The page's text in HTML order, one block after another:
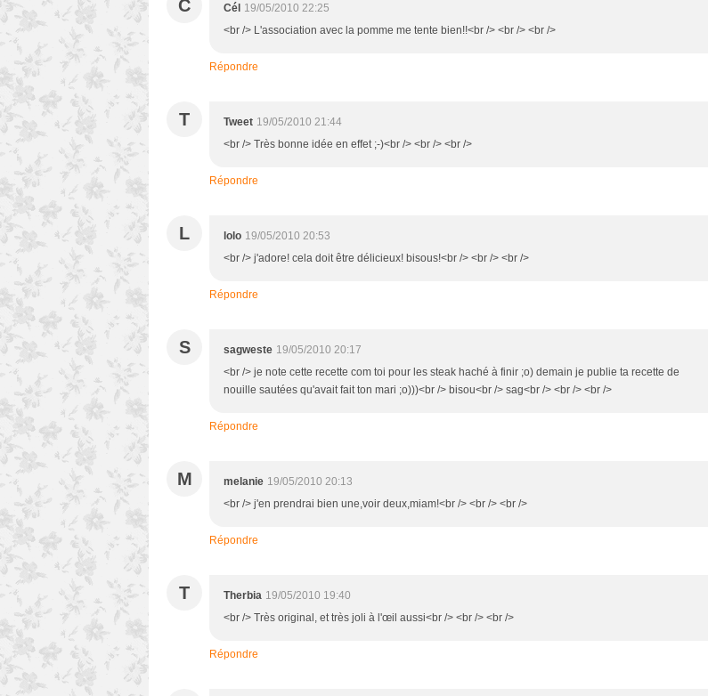
C Cél 19/05/2010 22:25
<br /> L'association avec la pomme me tente bien!!<br /> <br /> <br />
Répondre
T Tweet 19/05/2010 21:44
<br /> Très bonne idée en effet ;-)<br /> <br /> <br />
Répondre
L lolo 19/05/2010 20:53
<br /> j'adore! cela doit être délicieux! bisous!<br /> <br /> <br />
Répondre
S sagweste 19/05/2010 20:17
<br /> je note cette recette com toi pour les steak haché à finir ;o) demain je publie ta recette de
nouille sautées qu'avait fait ton mari ;o)))<br /> bisou<br /> sag<br /> <br /> <br />
Répondre
M melanie 19/05/2010 20:13
<br /> j'en prendrai bien une,voir deux,miam!<br /> <br /> <br />
Répondre
T Therbia 19/05/2010 19:40
<br /> Très original, et très joli à l'œil aussi<br /> <br /> <br />
Répondre